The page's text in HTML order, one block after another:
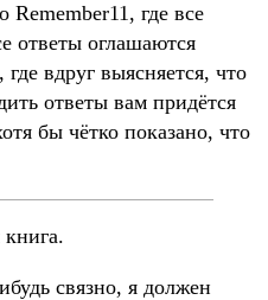
где все
ответы оглашаются
вдруг выясняется, что
ответы вам придётся
бы чётко показано, что
книга.
связно, я должен